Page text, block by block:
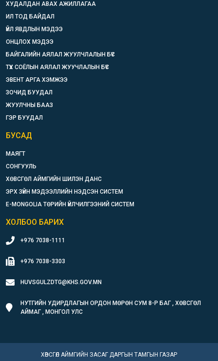
ХУДАЛДАН АВАХ АЖИЛЛАГАА
ИЛ ТОД БАЙДАЛ
ҮЙЛ ЯВДЛЫН МЭДЭЭ
ОНЦЛОХ МЭДЭЭ
БАЙГАЛИЙН АЯЛАЛ ЖУУЛЧЛАЛЫН БҮС
ТҮҮХ СОЁЛЫН АЯЛАЛ ЖУУЧЛАЛЫН БҮС
ЭВЕНТ АРГА ХЭМЖЭЭ
ЗОЧИД БУУДАЛ
ЖУУЛЧНЫ БААЗ
ГЭР БУУДАЛ
БУСАД
МАЯГТ
СОНГУУЛЬ
ХӨВСГӨЛ АЙМГИЙН ШИЛЭН ДАНС
ЭРХ ЗҮЙН МЭДЭЭЛЛИЙН НЭДСЭН СИСТЕМ
E-MONGOLIA ТӨРИЙН ҮЙЛЧИЛГЭЭНИЙ СИСТЕМ
ХОЛБОО БАРИХ
+976 7038-1111
+976 7038-3303
HUVSGULZDTG@KHS.GOV.MN
НУТГИЙН УДИРДЛАГЫН ОРДОН МӨРӨН СУМ 8-Р БАГ , ХӨВСГӨЛ
АЙМАГ , МОНГОЛ УЛС
ХӨВСГӨЛ АЙМГИЙН ЗАСАГ ДАРГЫН ТАМГЫН ГАЗАР